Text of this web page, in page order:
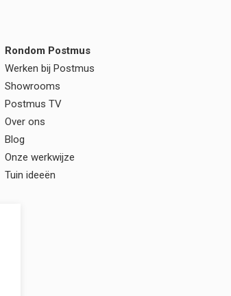
Rondom Postmus
Werken bij Postmus
Showrooms
Postmus TV
Over ons
Blog
Onze werkwijze
Tuin ideeën